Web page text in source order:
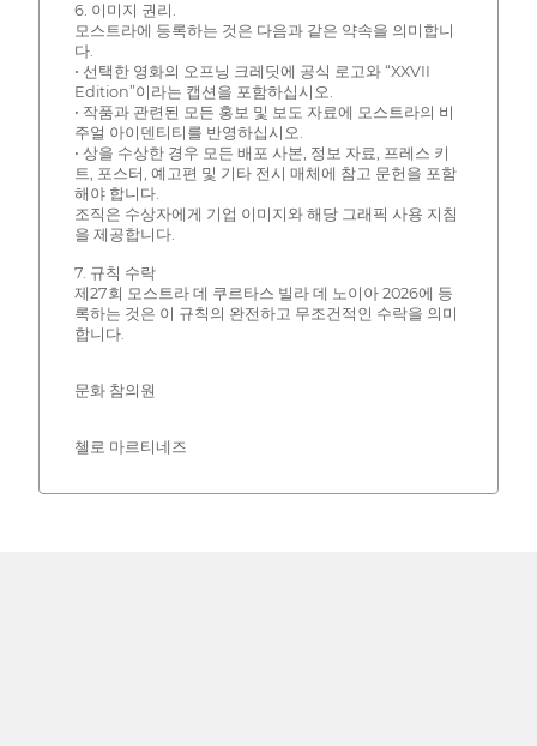
6. 이미지 권리.
모스트라에 등록하는 것은 다음과 같은 약속을 의미합니
다.
• 선택한 영화의 오프닝 크레딧에 공식 로고와 “XXVII
Edition”이라는 캡션을 포함하십시오.
• 작품과 관련된 모든 홍보 및 보도 자료에 모스트라의 비
주얼 아이덴티티를 반영하십시오.
• 상을 수상한 경우 모든 배포 사본, 정보 자료, 프레스 키
트, 포스터, 예고편 및 기타 전시 매체에 참고 문헌을 포함
해야 합니다.
조직은 수상자에게 기업 이미지와 해당 그래픽 사용 지침
을 제공합니다.
7. 규칙 수락
제27회 모스트라 데 쿠르타스 빌라 데 노이아 2026에 등
록하는 것은 이 규칙의 완전하고 무조건적인 수락을 의미
합니다.
문화 참의원
첼로 마르티네즈